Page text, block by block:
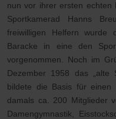
nun vor ihrer ersten echten
Sportkamerad Hanns
freiwilligen Helfern wurde
Baracke in eine den
vorgenommen. Noch im
Dezember 1958 das „alte
bildete die Basis für einen
damals ca. 200 Mitglieder
Damengymnastik,